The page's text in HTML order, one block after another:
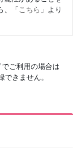
、「 こちら 」より
ご利用の場合は
きません。